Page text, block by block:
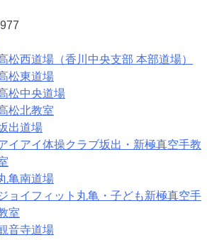
松西道場（香川中央支部 本部道場）
松東道場
松中央道場
松北教室
出道場
イアイ体操クラブ坂出・新極真空手教
亀南道場
ョイフィット丸亀・子ども新極真空手
室
音寺道場